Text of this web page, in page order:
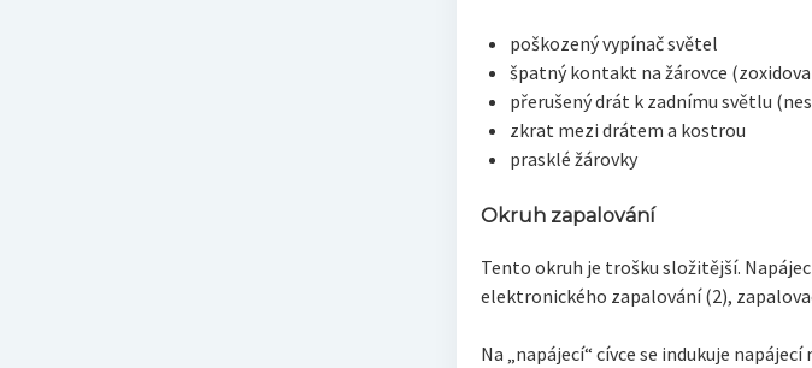
poškozený vypínač světel
špatný kontakt na žárovce
přerušený drát k zadnímu světlu
zkrat mezi drátem a kostrou
prasklé žárovky
Okruh zapalování
Tento okruh je trošku složitější.
elektronického zapalování (2),
Na „napájecí“ cívce se indukuje